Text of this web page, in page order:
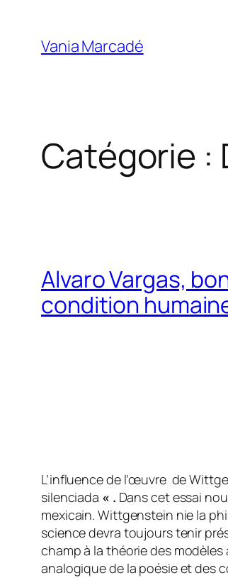
contenu
Vania Marcadé
Catégorie :
Alvaro Vargas,
condition
L’influence de l’œuvre de
silenciada « . Dans cet essai
mexicain. Wittgenstein nie la
science devra toujours tenir
champ à la théorie des
analogique de la poésie et des